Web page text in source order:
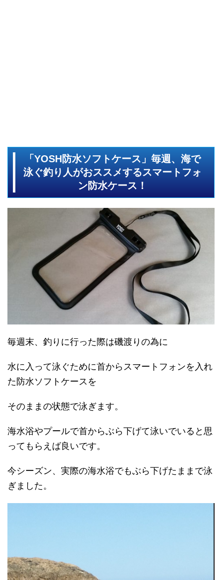
「YOSH防水ソフトケース」毎週、海で
泳ぐ釣り人がおススメするスマートフォ
ン防水ケース！
毎週末、釣りに行った際は磯渡りの為に
水に入って泳ぐために首からスマートフォンを入れ
た防水ソフトケースを
そのままの状態で泳ぎます。
海水浴やプールで首からぶら下げて泳いでいると思
ってもらえば良いです。
今シーズン、実際の海水浴でもぶら下げたままで泳
ぎました。